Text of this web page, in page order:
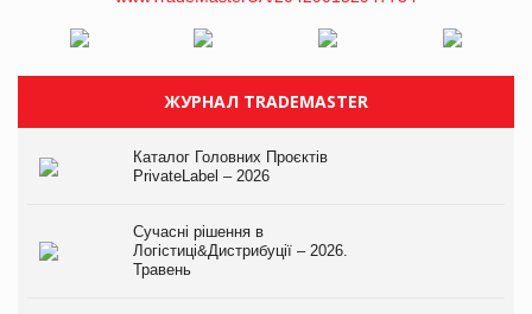
ЖУРНАЛ TRADEMASTER
Каталог Головних Проєктів
PrivateLabel – 2026
Сучасні рішення в
Логістиці&Дистрибуції – 2026.
Травень